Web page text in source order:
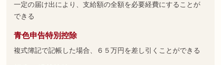
一定の届け出により、支給額の全額を必要経費にすることが
できる
青色申告特別控除
複式簿記で記帳した場合、６５万円を差し引くことができる